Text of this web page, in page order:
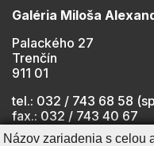
Galéria Miloša
Palackého 27
Trenčín
911 01
tel.: 032 / 743 68 58
fax.: 032 / 743 40 67
e-mail:
info@gmab.sk
Názov zariadenia s celou